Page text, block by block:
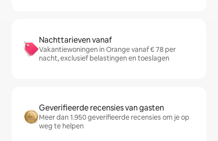
Nachttarieven vanaf
Vakantiewoningen in Orange vanaf € 78 per
nacht, exclusief belastingen en toeslagen
Geverifieerde recensies van gasten
Meer dan 1.950 geverifieerde recensies om je op
weg te helpen